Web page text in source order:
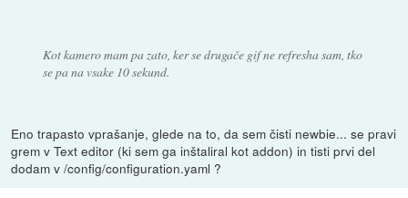
Kot kamero mam pa zato, ker se drugače gif ne refresha sam, tko
se pa na vsake 10 sekund.
Eno trapasto vprašanje, glede na to, da sem čisti newbie... se pravi
grem v Text editor (ki sem ga inštaliral kot addon) in tisti prvi del
dodam v /config/configuration.yaml ?